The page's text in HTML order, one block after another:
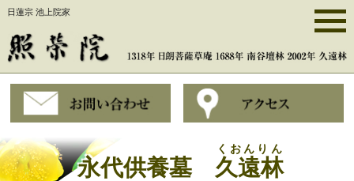
日蓮宗 池上院家
永代供養墓 久遠林
くおんりん